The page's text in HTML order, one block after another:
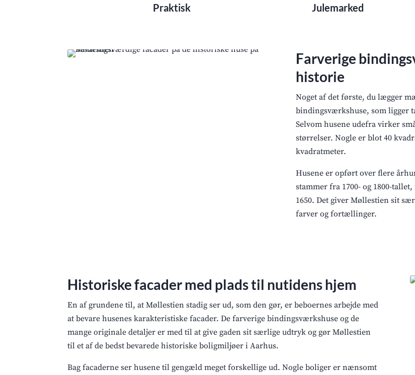
Praktisk Julemarked
Farverige
historie
Noget af det første, du lægger
bindingsværkshuse, som ligger
Selvom husene udefra virker
størrelser. Nogle er blot 40
kvadratmeter.
Husene er opført over flere
stammer fra 1700- og 1800-
1650. Det giver Møllestien sit
farver og fortællinger.
Historiske facader med plads til nutidens hjem
En af grundene til, at Møllestien stadig ser ud, som den gør, er beboernes arbejde med
at bevare husenes karakteristiske facader. De farverige bindingsværkshuse og de
mange originale detaljer er med til at give gaden sit særlige udtryk og gør Møllestien
til et af de bedst bevarede historiske boligmiljøer i Aarhus.
Bag facaderne ser husene til gengæld meget forskellige ud. Nogle boliger er nænsomt